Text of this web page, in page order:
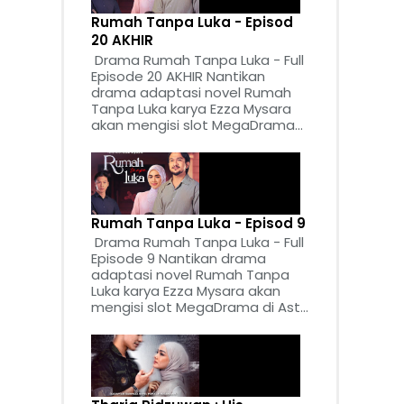
Rumah Tanpa Luka - Episod
20 AKHIR
Drama Rumah Tanpa Luka - Full
Episode 20 AKHIR Nantikan
drama adaptasi novel Rumah
Tanpa Luka karya Ezza Mysara
akan mengisi slot MegaDrama...
Rumah Tanpa Luka - Episod 9
Drama Rumah Tanpa Luka - Full
Episode 9 Nantikan drama
adaptasi novel Rumah Tanpa
Luka karya Ezza Mysara akan
mengisi slot MegaDrama di Ast...